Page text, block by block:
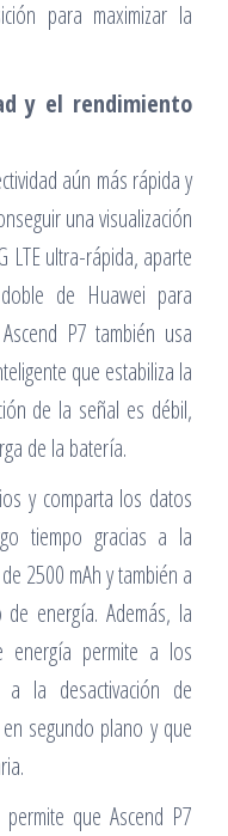
para maximizar la
y el rendimiento
aún más rápida y
una visualización
LTE ultra-rápida, aparte
de Huawei para
P7 también usa
que estabiliza la
de la señal es débil,
de la batería.
y comparta los datos
tiempo gracias a la
2500 mAh y también a
energía. Además, la
permite a los
la desactivación de
segundo plano y que
que Ascend P7